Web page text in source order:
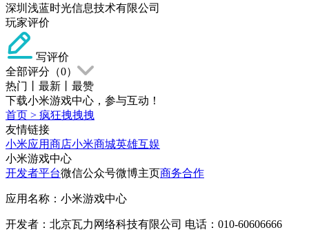
深圳浅蓝时光信息技术有限公司
玩家评价
写评价
全部评分（0）
热门
最新
最赞
下载小米游戏中心，参与互动！
首页 > 疯狂拽拽拽
友情链接
小米应用商店小米商城英雄互娱
小米游戏中心
开发者平台微信公众号微博主页商务合作
应用名称：小米游戏中心
开发者：北京瓦力网络科技有限公司 电话：010-60606666